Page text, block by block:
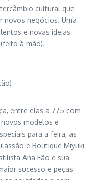
cultural que
novos negócios. Uma
e novas ideias
à mão).
entre elas a 775 com
modelos e
para a feira, as
e Boutique Miyuki
Ana Fão e sua
sucesso e peças